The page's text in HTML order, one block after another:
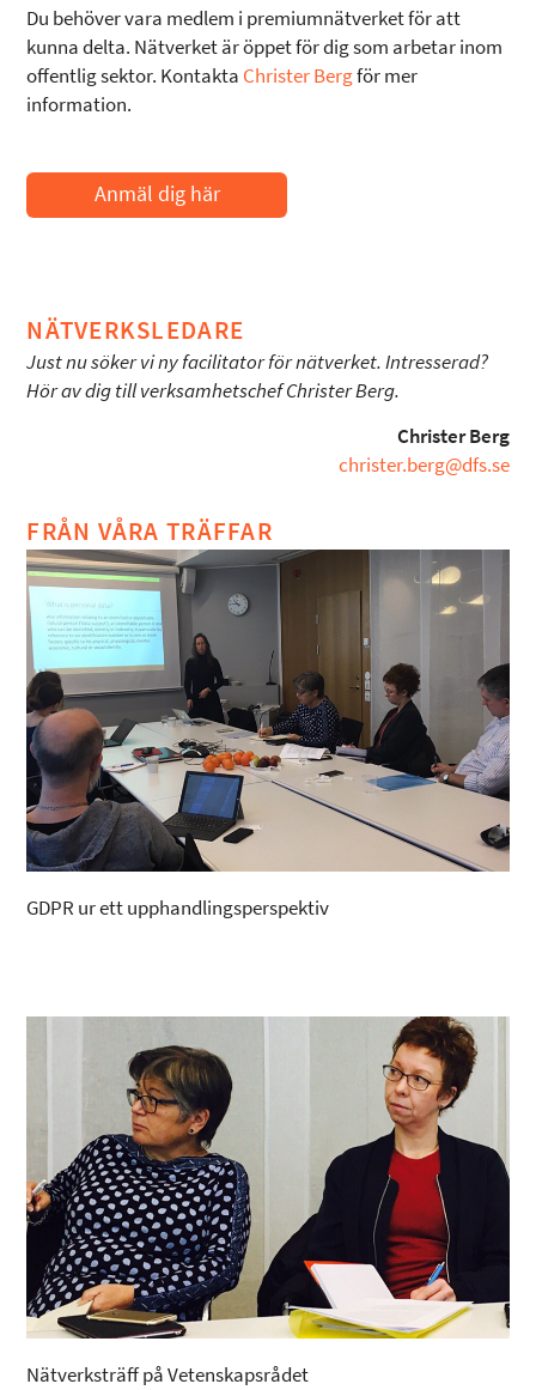
Du behöver vara medlem i premiumnätverket för att
kunna delta. Nätverket är öppet för dig som arbetar inom
offentlig sektor. Kontakta Christer Bergför mer
information.
Anmäl dig här
NÄTVERKSLEDARE
Just nu söker vi ny facilitator för nätverket. Intresserad?
Hör av dig till verksamhetschef Christer Berg.
Christer Berg
christer.berg@dfs.se
FRÅN VÅRA TRÄFFAR
GDPR ur ett upphandlingsperspektiv
Nätverksträff på Vetenskapsrådet